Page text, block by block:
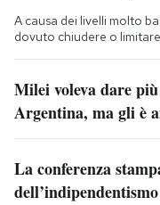
A causa dei livelli molto
dovuto chiudere o
Milei voleva dare
Argentina, ma gli è
La conferenza